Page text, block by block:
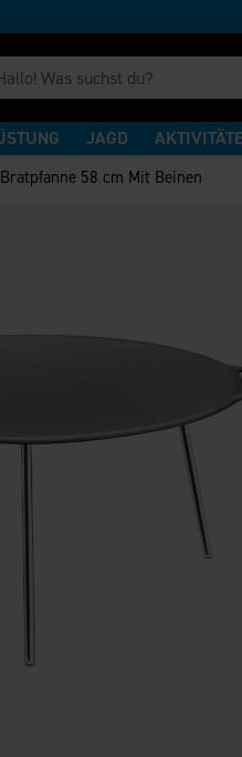
JAGD
58 cm Mit Beinen